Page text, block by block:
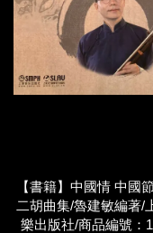
【書籍】中國情 中國
二胡曲集/魯建敏編著/
樂出版社/商品編號：